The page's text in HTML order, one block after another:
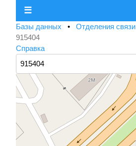
☰
Базы данных • Отделения связи
915404
Справка